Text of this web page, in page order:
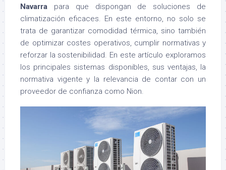
Navarra para que dispongan de soluciones de
climatización eficaces. En este entorno, no solo se
trata de garantizar comodidad térmica, sino también
de optimizar costes operativos, cumplir normativas y
reforzar la sostenibilidad. En este artículo exploramos
los principales sistemas disponibles, sus ventajas, la
normativa vigente y la relevancia de contar con un
proveedor de confianza como Nion.